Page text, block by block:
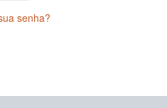
senha?